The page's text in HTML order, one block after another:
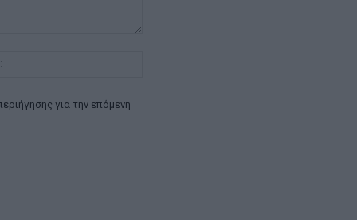
για την επόμενη